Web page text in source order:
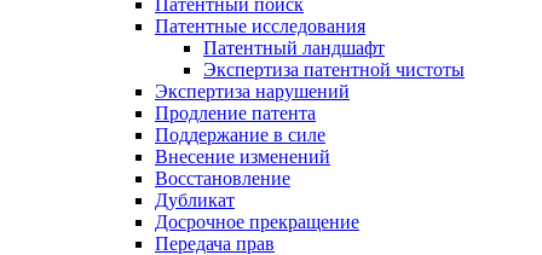
Патентный поиск
Патентные исследования
Патентный ландшафт
Экспертиза патентной чистоты
Экспертиза нарушений
Продление патента
Поддержание в силе
Внесение изменений
Восстановление
Дубликат
Досрочное прекращение
Передача прав